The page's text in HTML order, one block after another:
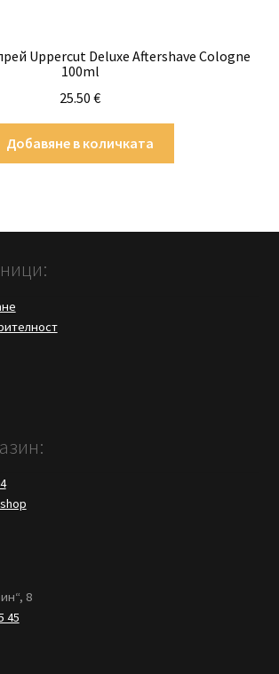
Uppercut Deluxe Aftershave Cologne
100ml
25.50 €
Добавяне в количката
8
45